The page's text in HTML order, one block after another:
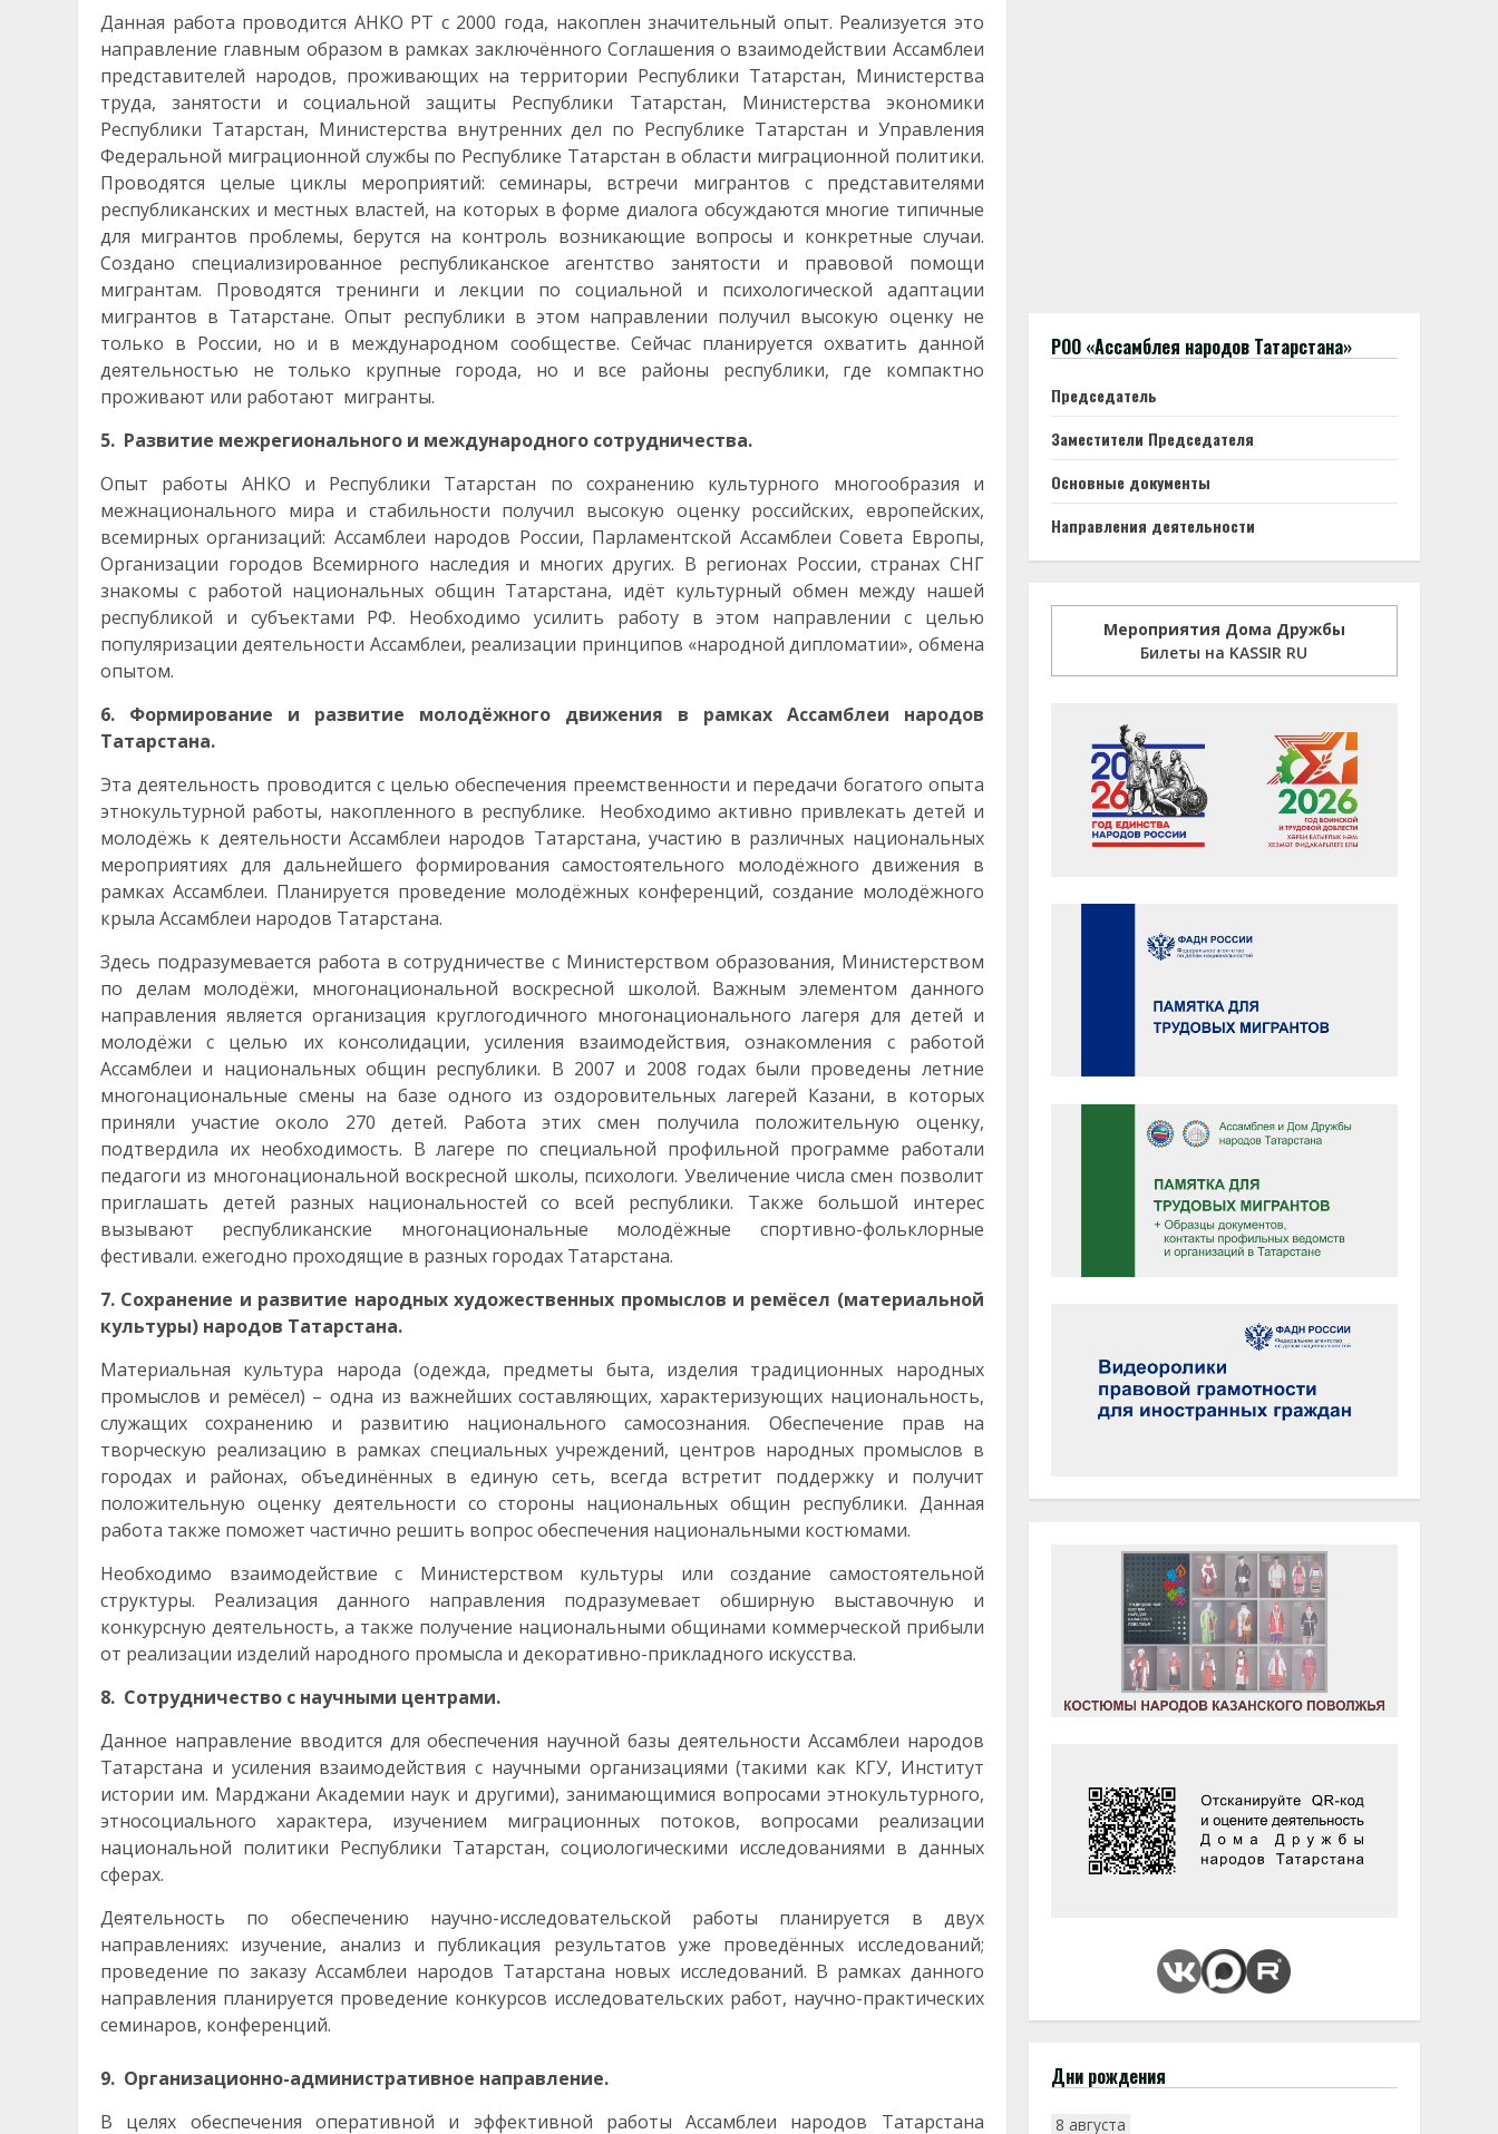
Данная работа проводится АНКО РТ с 2000 года, накоплен значительный опыт. Реализуется это
направление главным образом в рамках заключённого Соглашения о взаимодействии Ассамблеи
представителей народов, проживающих на территории Республики Татарстан, Министерства
труда, занятости и социальной защиты Республики Татарстан, Министерства экономики
Республики Татарстан, Министерства внутренних дел по Республике Татарстан и Управления
Федеральной миграционной службы по Республике Татарстан в области миграционной политики.
Проводятся целые циклы мероприятий: семинары, встречи мигрантов с представителями
республиканских и местных властей, на которых в форме диалога обсуждаются многие типичные
для мигрантов проблемы, берутся на контроль возникающие вопросы и конкретные случаи.
Создано специализированное республиканское агентство занятости и правовой помощи
мигрантам. Проводятся тренинги и лекции по социальной и психологической адаптации
мигрантов в Татарстане. Опыт республики в этом направлении получил высокую оценку не
только в России, но и в международном сообществе. Сейчас планируется охватить данной
деятельностью не только крупные города, но и все районы республики, где компактно
проживают или работают мигранты.
5. Развитие межрегионального и международного сотрудничества.
Опыт работы АНКО и Республики Татарстан по сохранению культурного многообразия и
межнационального мира и стабильности получил высокую оценку российских, европейских,
всемирных организаций: Ассамблеи народов России, Парламентской Ассамблеи Совета Европы,
Организации городов Всемирного наследия и многих других. В регионах России, странах СНГ
знакомы с работой национальных общин Татарстана, идёт культурный обмен между нашей
республикой и субъектами РФ. Необходимо усилить работу в этом направлении с целью
популяризации деятельности Ассамблеи, реализации принципов «народной дипломатии», обмена
опытом.
6. Формирование и развитие молодёжного движения в рамках Ассамблеи народов
Татарстана.
Эта деятельность проводится с целью обеспечения преемственности и передачи богатого опыта
этнокультурной работы, накопленного в республике. Необходимо активно привлекать детей и
молодёжь к деятельности Ассамблеи народов Татарстана, участию в различных национальных
мероприятиях для дальнейшего формирования самостоятельного молодёжного движения в
рамках Ассамблеи. Планируется проведение молодёжных конференций, создание молодёжного
крыла Ассамблеи народов Татарстана.
Здесь подразумевается работа в сотрудничестве с Министерством образования, Министерством
по делам молодёжи, многонациональной воскресной школой. Важным элементом данного
направления является организация круглогодичного многонационального лагеря для детей и
молодёжи с целью их консолидации, усиления взаимодействия, ознакомления с работой
Ассамблеи и национальных общин республики. В 2007 и 2008 годах были проведены летние
многонациональные смены на базе одного из оздоровительных лагерей Казани, в которых
приняли участие около 270 детей. Работа этих смен получила положительную оценку,
подтвердила их необходимость. В лагере по специальной профильной программе работали
педагоги из многонациональной воскресной школы, психологи. Увеличение числа смен позволит
приглашать детей разных национальностей со всей республики. Также большой интерес
вызывают республиканские многонациональные молодёжные спортивно-фольклорные
фестивали. ежегодно проходящие в разных городах Татарстана.
7. Сохранение и развитие народных художественных промыслов и ремёсел (материальной
культуры) народов Татарстана.
Материальная культура народа (одежда, предметы быта, изделия традиционных народных
промыслов и ремёсел) – одна из важнейших составляющих, характеризующих национальность,
служащих сохранению и развитию национального самосознания. Обеспечение прав на
творческую реализацию в рамках специальных учреждений, центров народных промыслов в
городах и районах, объединённых в единую сеть, всегда встретит поддержку и получит
положительную оценку деятельности со стороны национальных общин республики. Данная
работа также поможет частично решить вопрос обеспечения национальными костюмами.
Необходимо взаимодействие с Министерством культуры или создание самостоятельной
структуры. Реализация данного направления подразумевает обширную выставочную и
конкурсную деятельность, а также получение национальными общинами коммерческой прибыли
от реализации изделий народного промысла и декоративно-прикладного искусства.
8. Сотрудничество с научными центрами.
Данное направление вводится для обеспечения научной базы деятельности Ассамблеи народов
Татарстана и усиления взаимодействия с научными организациями (такими как КГУ, Институт
истории им. Марджани Академии наук и другими), занимающимися вопросами этнокультурного,
этносоциального характера, изучением миграционных потоков, вопросами реализации
национальной политики Республики Татарстан, социологическими исследованиями в данных
сферах.
Деятельность по обеспечению научно-исследовательской работы планируется в двух
направлениях: изучение, анализ и публикация результатов уже проведённых исследований;
проведение по заказу Ассамблеи народов Татарстана новых исследований. В рамках данного
направления планируется проведение конкурсов исследовательских работ, научно-практических
семинаров, конференций.
9. Организационно-административное направление.
В целях обеспечения оперативной и эффективной работы Ассамблеи народов Татарстана
РОО «Ассамблея народов Татарстана»
Председатель
Заместители Председателя
Основные документы
Направления деятельности
Мероприятия Дома Дружбы
Билеты на KASSIR RU
Дни рождения
8 августа